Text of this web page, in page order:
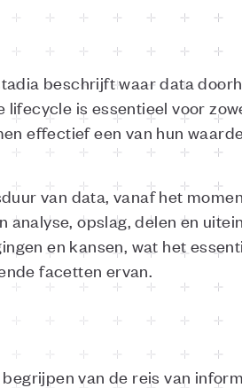
beschrijft waar data
is essentieel voor
effectief een van hun
van data, vanaf het
opslag, delen en
en kansen, wat het
facetten ervan.
van de reis van